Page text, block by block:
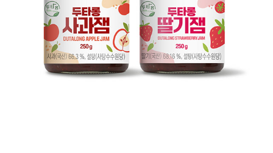
두타롱 사과잼 / 딸기잼